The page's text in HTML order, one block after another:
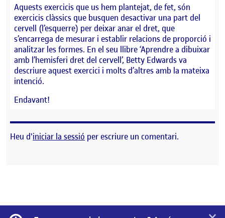
Aquests exercicis que us hem plantejat, de fet, són
exercicis clàssics que busquen desactivar una part del
cervell (l’esquerre) per deixar anar el dret, que
s’encarrega de mesurar i establir relacions de proporció i
analitzar les formes. En el seu llibre ‘Aprendre a dibuixar
amb l’hemisferi dret del cervell’, Betty Edwards va
descriure aquest exercici i molts d’altres amb la mateixa
intenció.
Endavant!
Heu d'iniciar la sessió per escriure un comentari.